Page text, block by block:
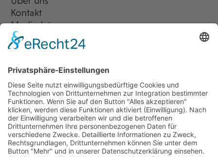
Kontakt
Mediadaten
Newsletter
LogIn
Legal
Impressum
Datenschutzerklärung
Cookie-Einstellungen